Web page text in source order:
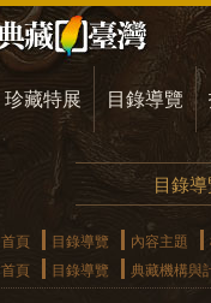
珍藏特展 目錄導覽
目錄
首頁 目錄導覽 內容主題
首頁
目錄導覽 典藏機構與